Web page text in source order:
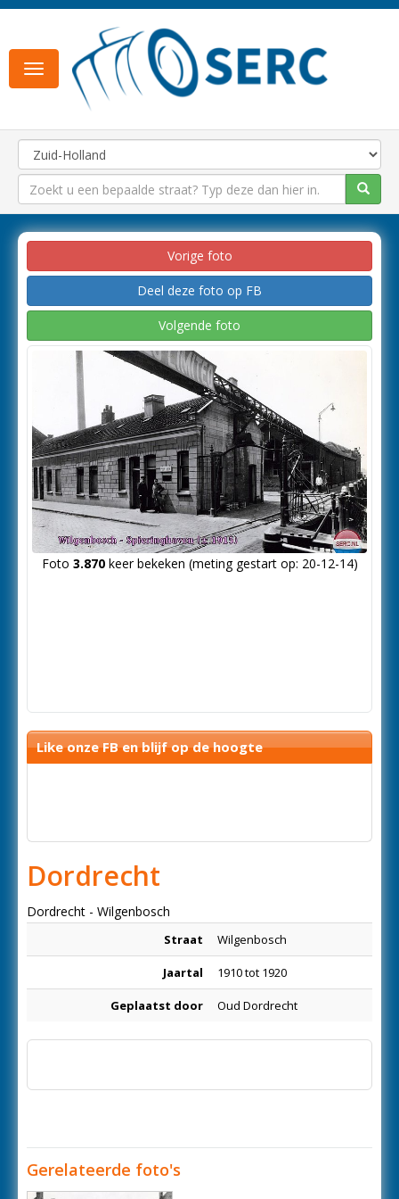
Toggle
navigation
Vorige foto
Deel deze foto op FB
Volgende foto
Foto 3.870keer bekeken (meting gestart op: 20-12-14)
Like onze FB en blijf op de hoogte
Dordrecht
Dordrecht - Wilgenbosch
Straat Wilgenbosch
Jaartal 1910 tot 1920
Geplaatst door Oud Dordrecht
Gerelateerde foto's